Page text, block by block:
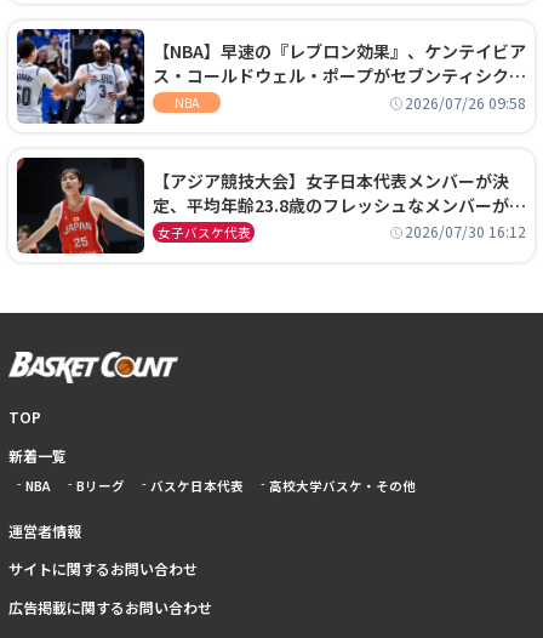
【NBA】早速の『レブロン効果』、ケンテイビア
ス・コールドウェル・ポープがセブンティシクサ
ーズに1年契約で加入
NBA 2026/07/26 09:58
【アジア競技大会】女子日本代表メンバーが決
定、平均年齢23.8歳のフレッシュなメンバーが日
本開催の大舞台で頂点を狙う
女子バスケ代表 2026/07/30 16:12
TOP
新着一覧
NBA Bリーグ バスケ日本代表 高校大学バスケ・その他
運営者情報
サイトに関するお問い合わせ
広告掲載に関するお問い合わせ